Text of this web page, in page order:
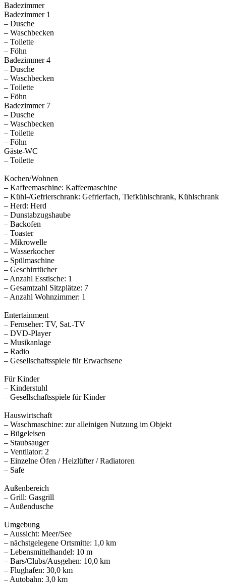
Badezimmer
Badezimmer 1
– Dusche
– Waschbecken
– Toilette
– Föhn
Badezimmer 4
– Dusche
– Waschbecken
– Toilette
– Föhn
Badezimmer 7
– Dusche
– Waschbecken
– Toilette
– Föhn
Gäste-WC
– Toilette
Kochen/Wohnen
– Kaffeemaschine: Kaffeemaschine
– Kühl-/Gefrierschrank: Gefrierfach, Tiefkühlschrank, Kühlschrank
– Herd: Herd
– Dunstabzugshaube
– Backofen
– Toaster
– Mikrowelle
– Wasserkocher
– Spülmaschine
– Geschirrtücher
– Anzahl Esstische: 1
– Gesamtzahl Sitzplätze: 7
– Anzahl Wohnzimmer: 1
Entertainment
– Fernseher: TV, Sat.-TV
– DVD-Player
– Musikanlage
– Radio
– Gesellschaftsspiele für Erwachsene
Für Kinder
– Kinderstuhl
– Gesellschaftsspiele für Kinder
Hauswirtschaft
– Waschmaschine: zur alleinigen Nutzung im Objekt
– Bügeleisen
– Staubsauger
– Ventilator: 2
– Einzelne Öfen / Heizlüfter / Radiatoren
– Safe
Außenbereich
– Grill: Gasgrill
– Außendusche
Umgebung
– Aussicht: Meer/See
– nächstgelegene Ortsmitte: 1,0 km
– Lebensmittelhandel: 10 m
– Bars/Clubs/Ausgehen: 10,0 km
– Flughafen: 30,0 km
– Autobahn: 3,0 km